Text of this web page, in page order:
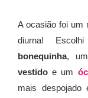
A ocasião foi um
diurna!
bonequinha,
vestido e um
mais